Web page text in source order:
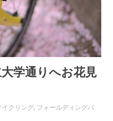
学通りへお花見
イクリング, フォールディングバ